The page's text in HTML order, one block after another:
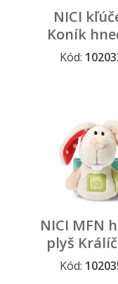
NICI
Koník
7cm
Stály sortiment
Kód:
NICI MFN
plyš
Kód: